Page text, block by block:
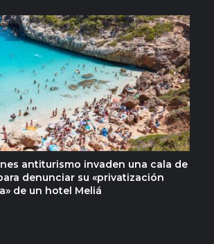
antiturismo invaden una cala de
denunciar su «privatización
de un hotel Meliá